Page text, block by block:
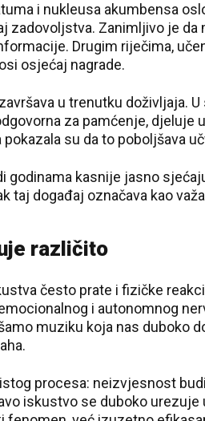
i nukleusa akumbensa
zadovoljstva. Zanimljivo je da
Drugim riječima,
osjećaj nagrade.
u trenutku doživljaja.
za pamćenje,
su da to poboljšava
godinama kasnije jasno
taj događaj označava kao
različito
često prate i fizičke
i autonomnog
muziku koja nas duboko
procesa: neizvjesnost
iskustvo se duboko